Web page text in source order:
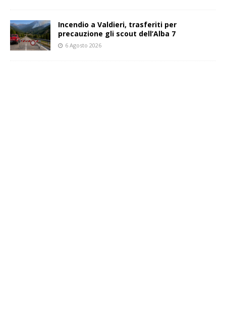
Incendio a Valdieri, trasferiti per
precauzione gli scout dell’Alba 7
6 Agosto 2026